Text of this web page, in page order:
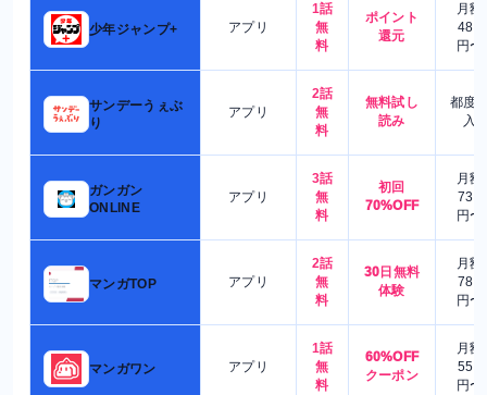
少年ジャンプ+ アプリ
1話
無
料
ポイント
還元
月額
480
円〜
サンデーうぇぶ
り
アプリ
2話
無
料
無料試し
読み
都度
入
ガンガン
ONLINE
アプリ
3話
無
料
初回
70%OFF
月額
730
円〜
マンガTOP アプリ
2話
無
料
30日無料
体験
月額
780
円〜
マンガワン アプリ
1話
無
料
60%OFF
クーポン
月額
550
円〜